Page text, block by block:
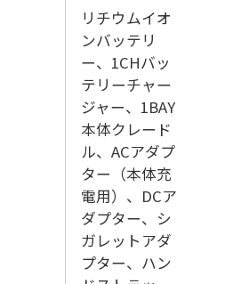
リチウムイオ
ンバッテリ
ー、1CHバッ
テリーチャー
ジャー、1BAY
本体クレード
ル、ACアダプ
ター（本体充
電用）、DCア
ダプター、シ
ガレットアダ
プター、ハン